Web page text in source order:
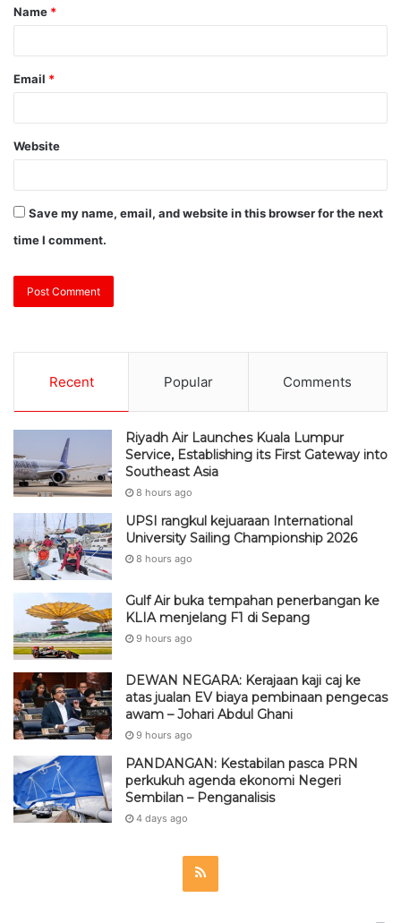
Name *
Email *
Website
Save my name, email, and website in this browser for the next
time I comment.
Recent Popular Comments
Riyadh Air Launches Kuala Lumpur
Service, Establishing its First Gateway into
Southeast Asia
8 hours ago
UPSI rangkul kejuaraan International
University Sailing Championship 2026
8 hours ago
Gulf Air buka tempahan penerbangan ke
KLIA menjelang F1 di Sepang
9 hours ago
DEWAN NEGARA: Kerajaan kaji caj ke
atas jualan EV biaya pembinaan pengecas
awam – Johari Abdul Ghani
9 hours ago
PANDANGAN: Kestabilan pasca PRN
perkukuh agenda ekonomi Negeri
Sembilan – Penganalisis
4 days ago